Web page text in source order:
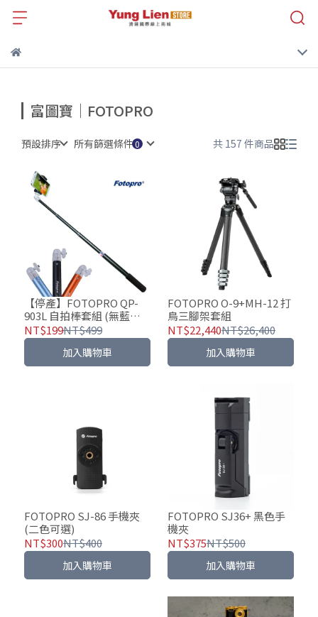
富圖寶｜FOTOPRO
預設排序 所有篩選條件 共 157 件商品
【停產】FOTOPRO QP-
903L 自拍棒套組 (無藍牙
版) 適用手機及微單-三色
可選
NT$199NT$499
加入購物車
FOTOPRO O-9+MH-12 打
鳥三腳架套組
NT$22,440NT$26,400
加入購物車
FOTOPRO SJ-86 手機夾
(二色可選)
NT$300NT$400
加入購物車
FOTOPRO SJ36+ 黑色手
機夾
NT$375NT$500
加入購物車